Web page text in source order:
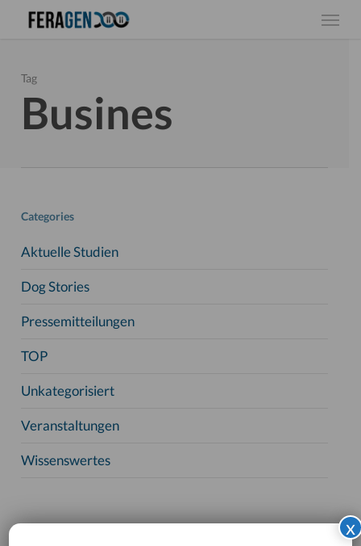
content
Menu
Tag
Busines
Categories
Aktuelle Studien
Dog Stories
Pressemitteilungen
TOP
Unkategorisiert
Veranstaltungen
Wissenswertes
x